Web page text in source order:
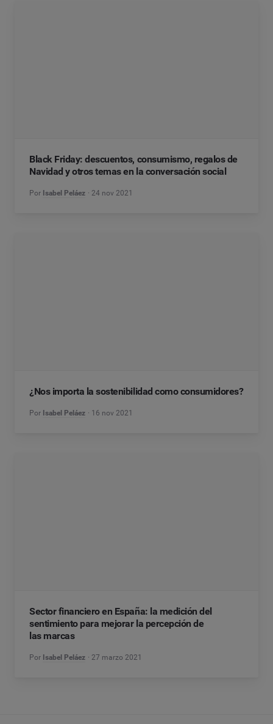
Black Friday: descuentos, consumismo, regalos de
Navidad y otros temas en la conversación social
Por Isabel Peláez 24 nov 2021
¿Nos importa la sostenibilidad como consumidores?
Por Isabel Peláez 16 nov 2021
Sector financiero en España: la medición del
sentimiento para mejorar la percepción de
las marcas
Por Isabel Peláez 27 marzo 2021